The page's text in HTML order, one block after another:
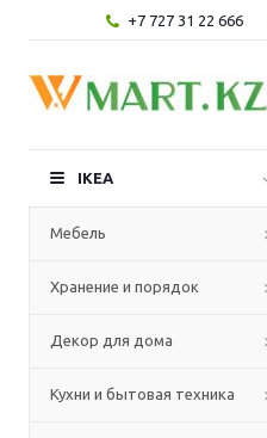
+7 727 31 22 666
IKEA
Мебель
Хранение и порядок
Декор для дома
Кухни и бытовая техника